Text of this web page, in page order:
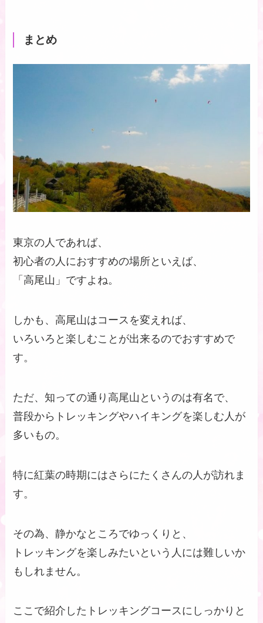
まとめ
東京の人であれば、
初心者の人におすすめの場所といえば、
「高尾山」ですよね。
しかも、高尾山はコースを変えれば、
いろいろと楽しむことが出来るのでおすすめで
す。
ただ、知っての通り高尾山というのは有名で、
普段からトレッキングやハイキングを楽しむ人が
多いもの。
特に紅葉の時期にはさらにたくさんの人が訪れま
す。
その為、静かなところでゆっくりと、
トレッキングを楽しみたいという人には難しいか
もしれません。
ここで紹介したトレッキングコースにしっかりと